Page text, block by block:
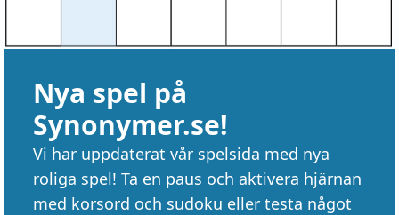
Nya spel på
Synonymer.se!
Vi har uppdaterat vår spelsida med nya
roliga spel! Ta en paus och aktivera hjärnan
med korsord och sudoku eller testa något